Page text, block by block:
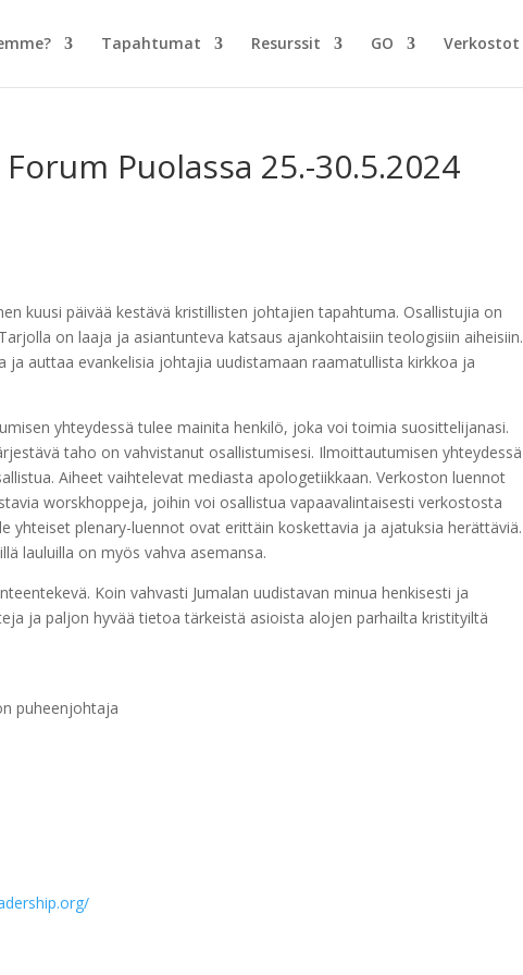
Tapahtumat Resurssit GO Verkostot
Puolassa 25.-30.5.2024
kuusi päivää kestävä kristillisten johtajien tapahtuma. Osallistujia on
on laaja ja asiantunteva katsaus ajankohtaisiin teologisiin aiheisiin.
auttaa evankelisia johtajia uudistamaan raamatullista kirkkoa ja
yhteydessä tulee mainita henkilö, joka voi toimia suosittelijanasi.
taho on vahvistanut osallistumisesi. Ilmoittautumisen yhteydessä
Aiheet vaihtelevat mediasta apologetiikkaan. Verkoston luennot
worskhoppeja, joihin voi osallistua vapaavalintaisesti verkostosta
yhteiset plenary-luennot ovat erittäin koskettavia ja ajatuksia herättäviä.
lauluilla on myös vahva asemansa.
Koin vahvasti Jumalan uudistavan minua henkisesti ja
ja paljon hyvää tietoa tärkeistä asioista alojen parhailta kristityiltä
puheenjohtaja